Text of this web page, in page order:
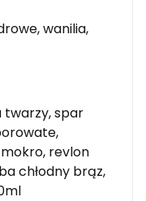
wanilia,
twarzy, spar
revlon
chłodny brąz,